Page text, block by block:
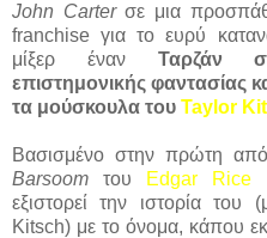
John Carterσε μια
franchise για το ευρύ
μίξερ έναν Ταρζάν
επιστημονικής φαντασίας
τα μούσκουλα του Taylor
Βασισμένο στην πρώτη από
Barsoomτου Edgar Rice
εξιστορεί την ιστορία
Kitsch) με το όνομα, κάπου